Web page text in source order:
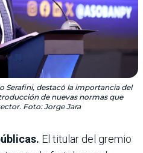
Serafini, destacó la importancia del
de nuevas normas que
Foto: Jorge Jara
El titular del gremio